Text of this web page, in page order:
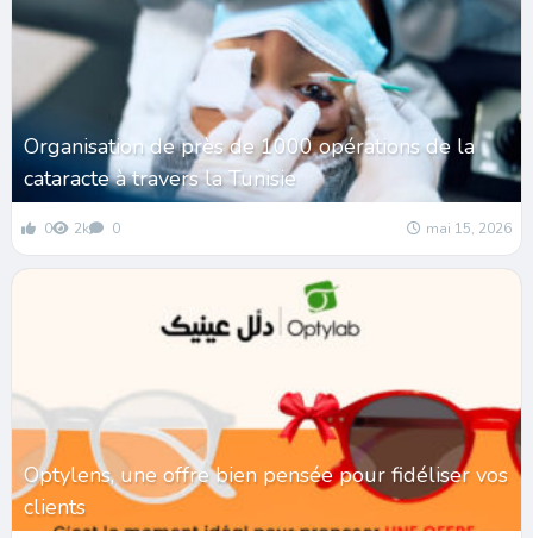
Organisation de près de 1000 opérations de la
cataracte à travers la Tunisie
0 2k 0 mai 15, 2026
Optylens, une offre bien pensée pour fidéliser vos
clients